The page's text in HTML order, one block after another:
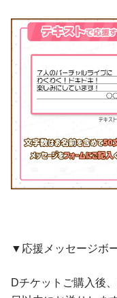
▼応援メッセージボ
Dチケットご購入後